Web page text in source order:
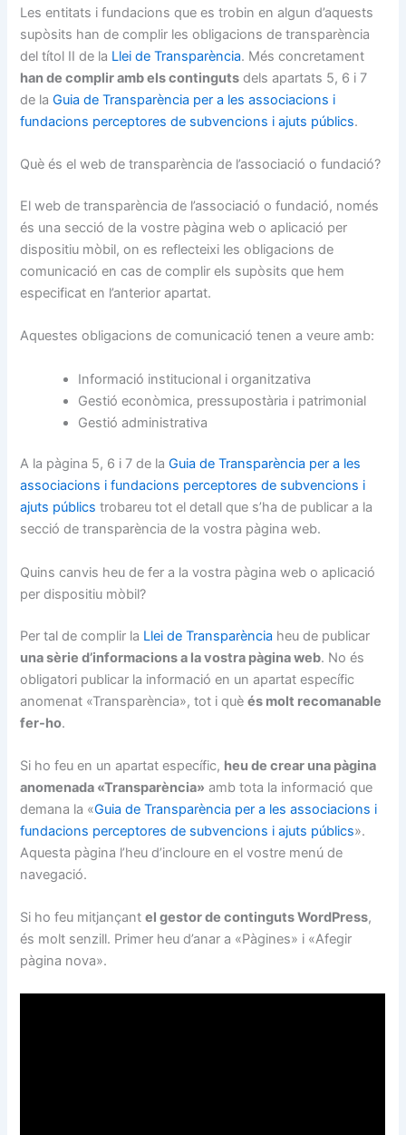
Les entitats i fundacions que es trobin en algun d’aquests
supòsits han de complir les obligacions de transparència
del títol II de la Llei de Transparència. Més concretament
han de complir amb els continguts dels apartats 5, 6 i 7
de laGuia de Transparència per a les associacions i
fundacions perceptores de subvencions i ajuts públics.
Què és el web de transparència de l’associació o fundació?
El web de transparència de l’associació o fundació, només
és una secció de la vostre pàgina web o aplicació per
dispositiu mòbil, on es reflecteixi les obligacions de
comunicació en cas de complir els supòsits que hem
especificat en l’anterior apartat.
Aquestes obligacions de comunicació tenen a veure amb:
Informació institucional i organitzativa
Gestió econòmica, pressupostària i patrimonial
Gestió administrativa
A la pàgina 5, 6 i 7 de laGuia de Transparència per a les
associacions i fundacions perceptores de subvencions i
ajuts públics trobareu tot el detall que s’ha de publicar a la
secció de transparència de la vostra pàgina web.
Quins canvis heu de fer a la vostra pàgina web o aplicació
per dispositiu mòbil?
Per tal de complir la Llei de Transparència heu de publicar
una sèrie d’informacions a la vostra pàgina web. No és
obligatori publicar la informació en un apartat específic
anomenat «Transparència», tot i quèés molt recomanable
fer-ho.
Si ho feu en un apartat específic, heu de crear una pàgina
anomenada «Transparència» amb tota la informació que
demana la «Guia de Transparència per a les associacions i
fundacions perceptores de subvencions i ajuts públics».
Aquesta pàgina l’heu d’incloure en el vostre menú de
navegació.
Si ho feu mitjançantel gestor de continguts WordPress,
és molt senzill. Primer heu d’anar a «Pàgines» i «Afegir
pàgina nova».